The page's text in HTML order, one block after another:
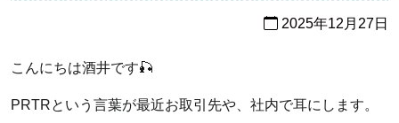
2025年12月27日
こんにちは酒井です🎣
PRTRという言葉が最近お取引先や、社内で耳にします。